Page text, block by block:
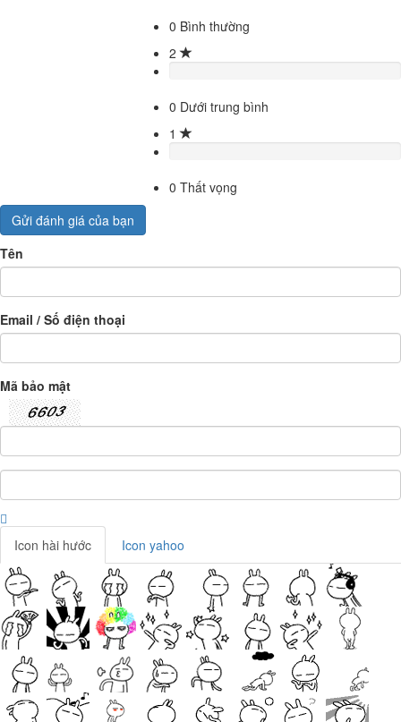
0 Bình thường
2
0 Dưới trung bình
1
0 Thất vọng
Gửi đánh giá của bạn
Tên
Email / Số điện thoại
Mã bảo mật
Icon hài hước Icon yahoo